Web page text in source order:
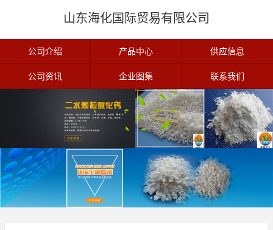
山东海化国际贸易有限公司
公司介绍 产品中心 供应信息
公司资讯 企业图集 联系我们